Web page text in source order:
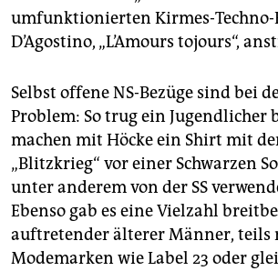
umfunktionierten Kirmes-
D’Agostino, „L’Amours tojours“,
Selbst offene NS-Bezüge sind bei
Problem: So trug ein Jugendlicher
machen mit Höcke ein Shirt mit
„Blitzkrieg“ vor einer Schwarzen
unter anderem von der SS
Ebenso gab es eine Vielzahl
auftretender älterer Männer, teils
Modemarken wie Label 23 oder